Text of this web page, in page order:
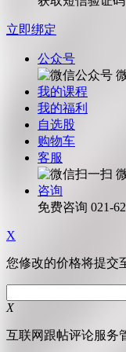
立即绑定
公众号
我的课程
我的福利
自选股
购物车
客服
咨询
免费咨询 021-
X
您修改的价格将提交
X
互联网跟帖评论服务